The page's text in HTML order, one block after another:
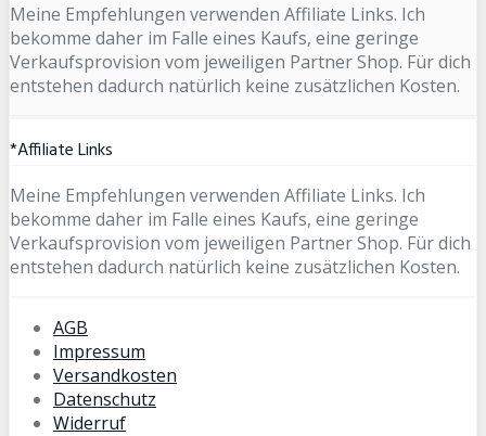
Meine Empfehlungen verwenden Affiliate Links. Ich
bekomme daher im Falle eines Kaufs, eine geringe
Verkaufsprovision vom jeweiligen Partner Shop. Für dich
entstehen dadurch natürlich keine zusätzlichen Kosten.
*Affiliate Links
Meine Empfehlungen verwenden Affiliate Links. Ich
bekomme daher im Falle eines Kaufs, eine geringe
Verkaufsprovision vom jeweiligen Partner Shop. Für dich
entstehen dadurch natürlich keine zusätzlichen Kosten.
AGB
Impressum
Versandkosten
Datenschutz
Widerruf